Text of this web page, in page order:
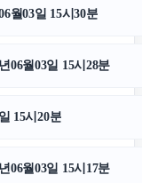
월03일 15시30분
06월03일 15시28분
15시20분
06월03일 15시17분